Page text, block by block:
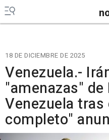
18 DE DICIEMBRE DE 2025
Venezuela.-
"amenazas" de
Venezuela
completo"